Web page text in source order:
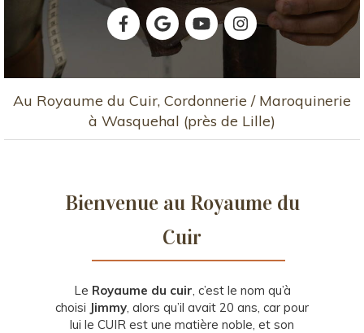
Au Royaume du Cuir, Cordonnerie / Maroquinerie
à Wasquehal (près de Lille)
Bienvenue au Royaume du
Cuir
Le Royaume du cuir, c’est le nom qu’à
choisi Jimmy, alors qu’il avait 20 ans, car pour
lui le CUIR est une matière noble, et son